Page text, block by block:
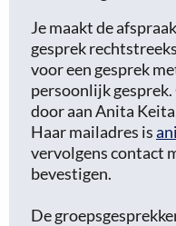
Je maakt de
gesprek
voor een gesprek
persoonlijk
door aan Anita
Haar mailadres is
vervolgens contact
bevestigen.
De